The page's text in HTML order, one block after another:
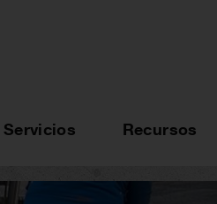
Servicios Recursos